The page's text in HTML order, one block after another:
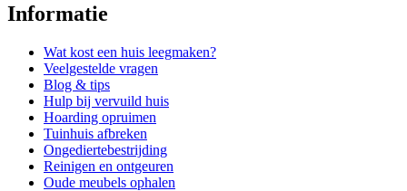
Informatie
Wat kost een huis leegmaken?
Veelgestelde vragen
Blog & tips
Hulp bij vervuild huis
Hoarding opruimen
Tuinhuis afbreken
Ongediertebestrijding
Reinigen en ontgeuren
Oude meubels ophalen